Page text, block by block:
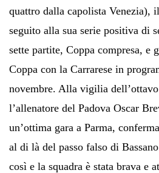
quattro dalla capolista Venezia),
seguito alla sua serie positiva di
sette partite, Coppa compresa, e
Coppa con la Carrarese in
novembre. Alla vigilia
l’allenatore del Padova Oscar
un’ottima gara a Parma,
al di là del passo falso di
così e la squadra è stata brava e